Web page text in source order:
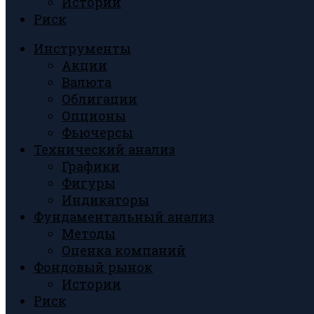
Риск
Инструменты
Акции
Валюта
Облигации
Опционы
Фьючерсы
Технический анализ
Графики
Фигуры
Индикаторы
Фундаментальный анализ
Методы
Оценка компаний
Фондовый рынок
Истории
Риск